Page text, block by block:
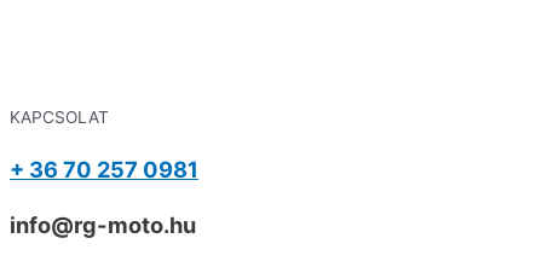
KAPCSOLAT
+ 36 70 257 0981
info@rg-moto.hu